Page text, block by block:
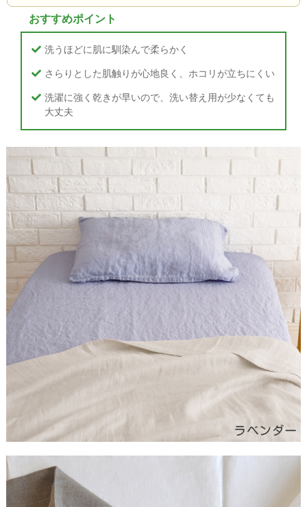
おすすめポイント
洗うほどに肌に馴染んで柔らかく
さらりとした肌触りが心地良く、ホコリが立ちにくい
洗濯に強く乾きが早いので、洗い替え用が少なくても
大丈夫